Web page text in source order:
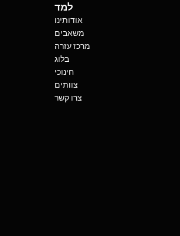
למד
אודותינו
משאבים
מרכז עזרה
בלוג
חינוכי
צוותים
צרו קשר